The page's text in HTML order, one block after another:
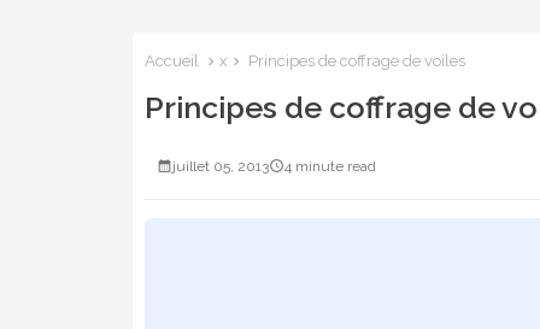
Accueil x Principes de coffrage de voiles
Principes de coffrage de
juillet 05, 2013 4 minute read